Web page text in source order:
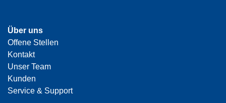
Über uns
Offene Stellen
Kontakt
Unser Team
Kunden
Service & Support